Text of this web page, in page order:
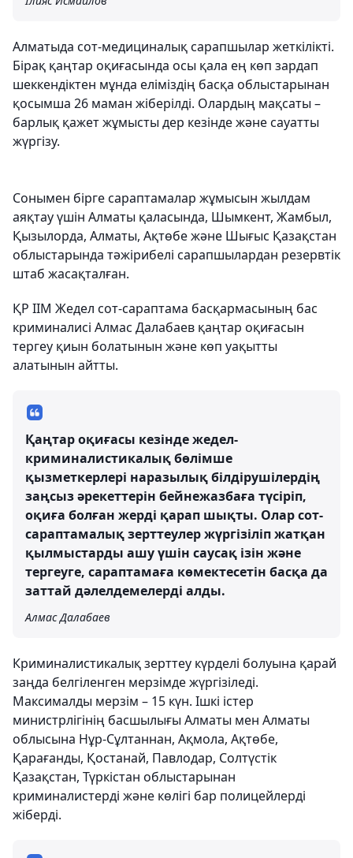
Алматыда сот-медициналық сарапшылар жеткілікті.
Бірақ қаңтар оқиғасында осы қала ең көп зардап
шеккендіктен мұнда еліміздің басқа облыстарынан
қосымша 26 маман жіберілді. Олардың мақсаты –
барлық қажет жұмысты дер кезінде және сауатты
жүргізу.
Сонымен бірге сараптамалар жұмысын жылдам
аяқтау үшін Алматы қаласында, Шымкент, Жамбыл,
Қызылорда, Алматы, Ақтөбе және Шығыс Қазақстан
облыстарында тәжірибелі сарапшылардан резервтік
штаб жасақталған.
ҚР ІІМ Жедел сот-сараптама басқармасының бас
криминалисі Алмас Далабаев қаңтар оқиғасын
тергеу қиын болатынын және көп уақытты
алатынын айтты.
Қаңтар оқиғасы кезінде жедел-
криминалистикалық бөлімше
қызметкерлері наразылық білдірушілердің
заңсыз әрекеттерін бейнежазбаға түсіріп,
оқиға болған жерді қарап шықты. Олар сот-
сараптамалық зерттеулер жүргізіліп жатқан
қылмыстарды ашу үшін саусақ ізін және
тергеуге, сараптамаға көмектесетін басқа да
заттай дәлелдемелерді алды.
Алмас Далабаев
Криминалистикалық зерттеу күрделі болуына қарай
заңда белгіленген мерзімде жүргізіледі.
Максималды мерзім – 15 күн. Ішкі істер
министрлігінің басшылығы Алматы мен Алматы
облысына Нұр-Сұлтаннан, Ақмола, Ақтөбе,
Қарағанды, Қостанай, Павлодар, Солтүстік
Қазақстан, Түркістан облыстарынан
криминалистерді және көлігі бар полицейлерді
жіберді.